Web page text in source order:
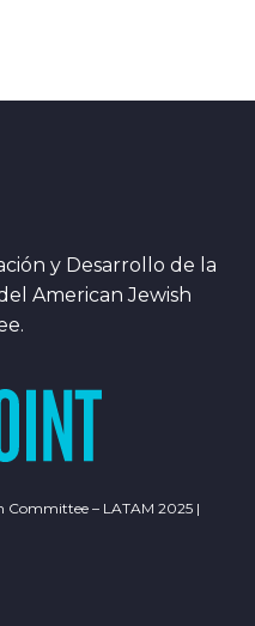
y Desarrollo de la
American Jewish
– LATAM 2025 |